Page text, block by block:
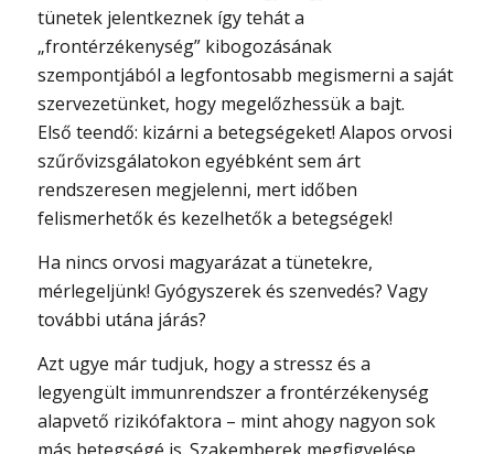
tünetek jelentkeznek így tehát a
„frontérzékenység” kibogozásának
szempontjából a legfontosabb megismerni a saját
szervezetünket, hogy megelőzhessük a bajt.
Első teendő: kizárni a betegségeket! Alapos orvosi
szűrővizsgálatokon egyébként sem árt
rendszeresen megjelenni, mert időben
felismerhetők és kezelhetők a betegségek!
Ha nincs orvosi magyarázat a tünetekre,
mérlegeljünk! Gyógyszerek és szenvedés? Vagy
további utána járás?
Azt ugye már tudjuk, hogy a stressz és a
legyengült immunrendszer a frontérzékenység
alapvető rizikófaktora – mint ahogy nagyon sok
más betegségé is. Szakemberek megfigyelése